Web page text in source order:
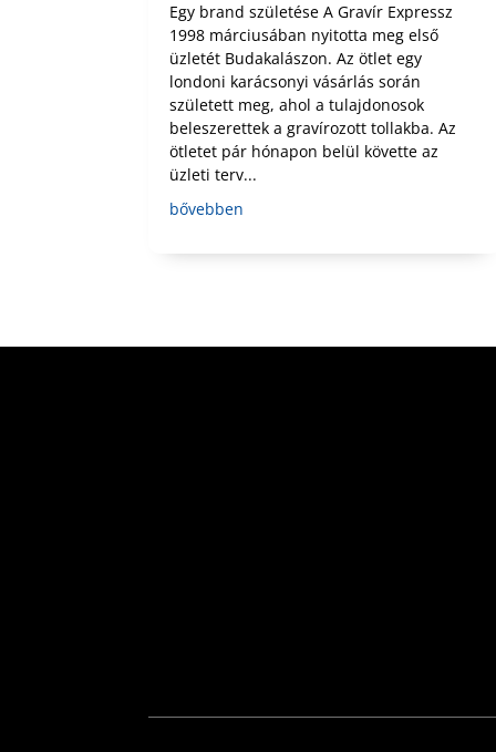
Egy brand születése A Gravír Expressz
1998 márciusában nyitotta meg első
üzletét Budakalászon. Az ötlet egy
londoni karácsonyi vásárlás során
született meg, ahol a tulajdonosok
beleszerettek a gravírozott tollakba. Az
ötletet pár hónapon belül követte az
üzleti terv...
bővebben